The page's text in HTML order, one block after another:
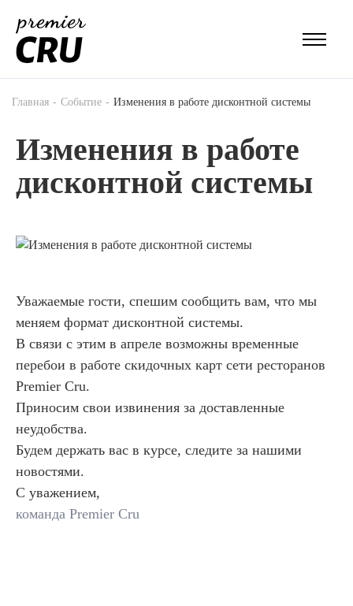
Главная Событие Изменения в работе дисконтной системы
Изменения в работе
дисконтной системы
Уважаемые гости, спешим сообщить вам, что мы
меняем формат дисконтной системы.
В связи с этим в апреле возможны временные
перебои в работе скидочных карт сети ресторанов
Premier Cru.
Приносим свои извинения за доставленные
неудобства.
Будем держать вас в курсе, следите за нашими
новостями.
С уважением,
команда Premier Cru